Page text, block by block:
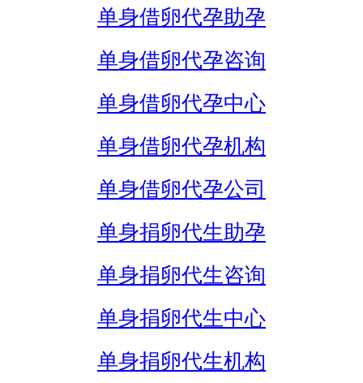
单身借卵代孕助孕
单身借卵代孕咨询
单身借卵代孕中心
单身借卵代孕机构
单身借卵代孕公司
单身捐卵代生助孕
单身捐卵代生咨询
单身捐卵代生中心
单身捐卵代生机构